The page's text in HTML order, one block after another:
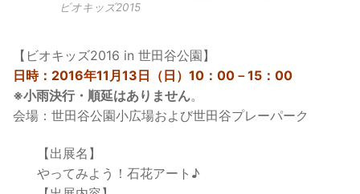
ビオキッズ2015
【ビオキッズ2016 in 世田谷公園】
日時：2016年11月13日（日）10：00－15：00
※小雨決行・順延はありません。
会場：世田谷公園小広場および世田谷プレーパーク
【出展名】
やってみよう！石花アート♪